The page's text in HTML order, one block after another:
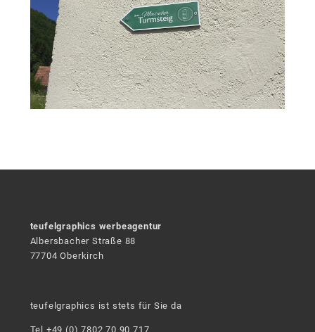
teufelgraphics werbeagentur
Albersbacher Straße 88
77704 Oberkirch
teufelgraphics ist stets für Sie da
Tel +49 (0) 7802 70 90 717